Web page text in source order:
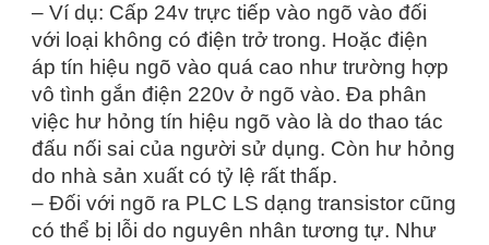
– Ví dụ: Cấp 24v trực tiếp vào ngõ vào đối
với loại không có điện trở trong. Hoặc điện
áp tín hiệu ngõ vào quá cao như trường hợp
vô tình gắn điện 220v ở ngõ vào. Đa phân
việc hư hỏng tín hiệu ngõ vào là do thao tác
đấu nối sai của người sử dụng. Còn hư hỏng
do nhà sản xuất có tỷ lệ rất thấp.
– Đối với ngõ ra PLC LS dạng transistor cũng
có thể bị lỗi do nguyên nhân tương tự. Như